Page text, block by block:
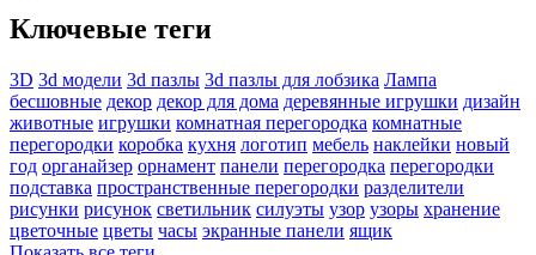
Ключевые теги
3D 3d модели 3d пазлы 3d пазлы для лобзика Лампа
бесшовные декор декор для дома деревянные игрушки дизайн
животные игрушки комнатная перегородка комнатные
перегородки коробка кухня логотип мебель наклейки новый
год органайзер орнамент панели перегородка перегородки
подставка пространственные перегородки разделители
рисунки рисунок светильник силуэты узор узоры хранение
цветочные цветы часы экранные панели ящик